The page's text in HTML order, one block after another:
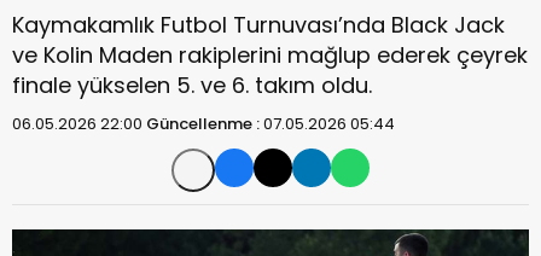
Kaymakamlık Futbol Turnuvası’nda Black Jack
ve Kolin Maden rakiplerini mağlup ederek çeyrek
finale yükselen 5. ve 6. takım oldu.
06.05.2026 22:00 Güncellenme :07.05.2026 05:44